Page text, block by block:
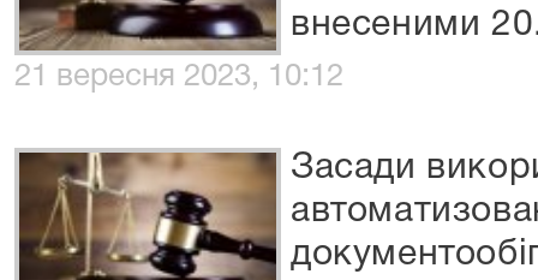
внесеними
21 вересня 2023, 10:12
Засади